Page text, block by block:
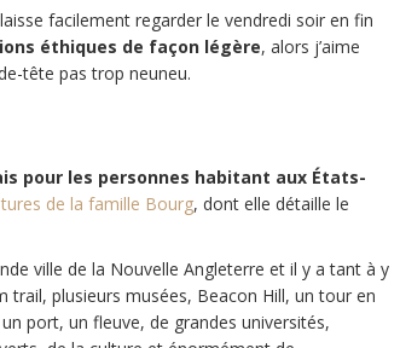
facilement regarder le vendredi soir en fin
éthiques de façon légère, alors j’aime
tête pas trop neuneu.
pour les personnes habitant aux États-
de la famille Bourg, dont elle détaille le
ville de la Nouvelle Angleterre et il y a tant à y
trail, plusieurs musées, Beacon Hill, un tour en
un port, un fleuve, de grandes universités,